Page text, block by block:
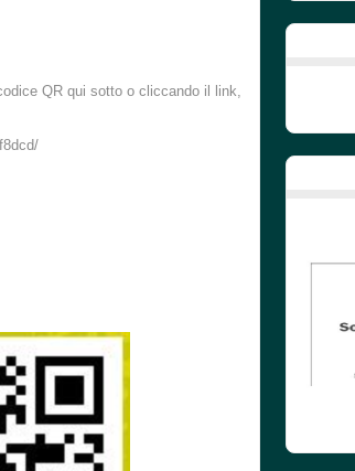
QR qui sotto o cliccando il link,